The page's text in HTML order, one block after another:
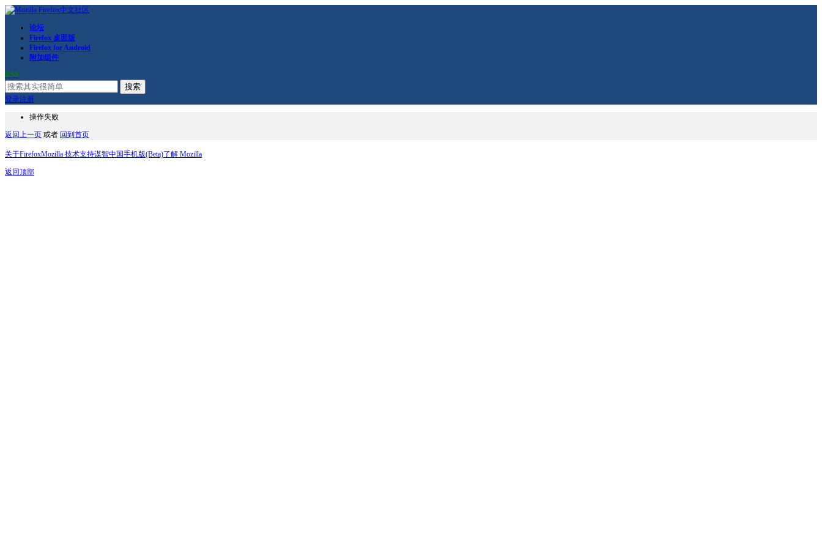
论坛
Firefox 桌面版
Firefox for Android
附加组件
RSS
搜索
登录注册
操作失败
返回上一页 或者 回到首页
关于FirefoxMozilla 技术支持谋智中国手机版(Beta)了解 Mozilla
返回顶部